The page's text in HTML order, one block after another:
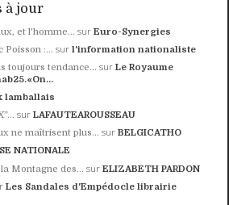
à jour
et l'homme... surEuro-Synergies
Poisson :... surl'information nationaliste
toujours tendance... surLe Royaume
lamballais
surLAFAUTEAROUSSEAU
ne maîtrisent plus... surBELGICATHO
NATIONALE
Montagne des... surELIZABETH PARDON
Les Sandales d'Empédocle librairie